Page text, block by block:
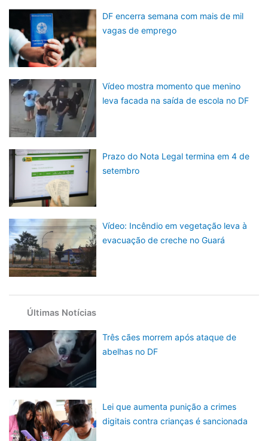
DF encerra semana com mais de mil
vagas de emprego
Vídeo mostra momento que menino
leva facada na saída de escola no DF
Prazo do Nota Legal termina em 4 de
setembro
Vídeo: Incêndio em vegetação leva à
evacuação de creche no Guará
Últimas Notícias
Três cães morrem após ataque de
abelhas no DF
Lei que aumenta punição a crimes
digitais contra crianças é sancionada